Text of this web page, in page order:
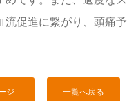
流促進に繋がり、頭痛予
ジ 一覧へ戻る